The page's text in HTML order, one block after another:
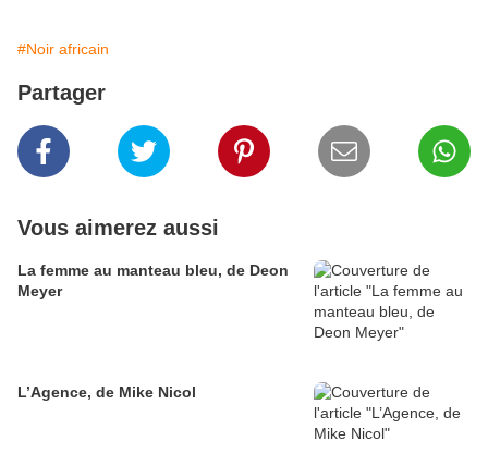
#Noir africain
Partager
Vous aimerez aussi
La femme au manteau bleu, de Deon
Meyer
L’Agence, de Mike Nicol